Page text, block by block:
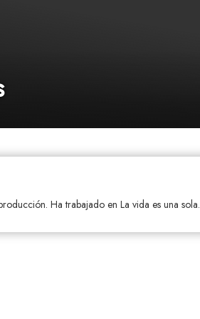
Ha trabajado en La vida es una sola.